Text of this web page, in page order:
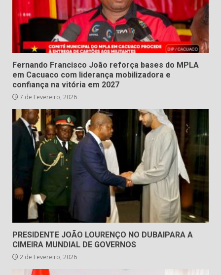
Fernando Francisco João reforça bases do MPLA
em Cacuaco com liderança mobilizadora e
confiança na vitória em 2027
7 de Fevereiro, 2026
PRESIDENTE JOÃO LOURENÇO NO DUBAIPARA A
CIMEIRA MUNDIAL DE GOVERNOS
2 de Fevereiro, 2026